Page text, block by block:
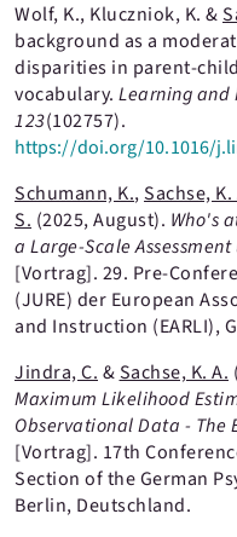
Wolf, K.
Wolf, K., Kluczniok, K. &
background as a
disparities in parent-
vocabulary. Learning
123(102757).
https://doi.org/10.1016/
Schumann, K.,Sachse, K.
S. (2025, August). Who's
a Large-Scale
[Vortrag]. 29. Pre-
(JURE) der European
and Instruction (EARLI),
Jindra, C. &Sachse, K. A.
Maximum Likelihood
Observational Data - The
[Vortrag]. 17th
Section of the German
Berlin, Deutschland.